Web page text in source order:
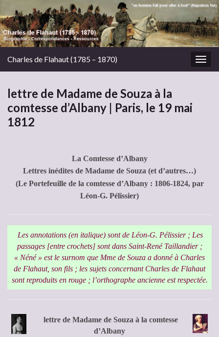
Charles de Flahaut (1785 – 1870)
lettre de Madame de Souza à la
comtesse d’Albany | Paris, le 19 mai
1812
La Comtesse d’Albany
Lettres inédites de Madame de Souza (et d’autres…)
(Le Portefeuille de la comtesse d’Albany : 1806-1824, par
Léon-G. Pélissier)
Les annotations (en italique) sont de Léon-G. Pélissier ; Les
passages [entre crochets] sont dans Saint-René Taillandier ;
« Néné » est le surnom que Mme de Souza a donné à Charles
de Flahaut, son fils ; les sujets concernant Charles de Flahaut
sont reproduits en rouge ; l’orthographe ancienne est respectée.
lettre de Madame de Souza à la comtesse
d’Albany